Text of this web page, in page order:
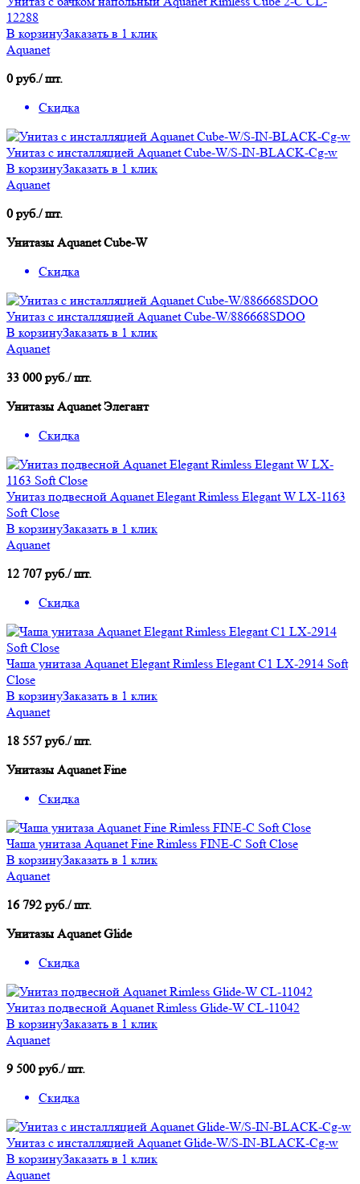
12288
В корзинуЗаказать в 1 клик
Aquanet
0 руб./ шт.
Скидка
Унитаз с инсталляцией Aquanet Cube-W/S-IN-BLACK-Cg-w
В корзинуЗаказать в 1 клик
Aquanet
0 руб./ шт.
Унитазы Aquanet Cube-W
Скидка
Унитаз с инсталляцией Aquanet Cube-W/886668SDOO
В корзинуЗаказать в 1 клик
Aquanet
33 000 руб./ шт.
Унитазы Aquanet Элегант
Скидка
Унитаз подвесной Aquanet Elegant Rimless Elegant W LX-1163
Soft Close
В корзинуЗаказать в 1 клик
Aquanet
12 707 руб./ шт.
Скидка
Чаша унитаза Aquanet Elegant Rimless Elegant C1 LX-2914 Soft
Close
В корзинуЗаказать в 1 клик
Aquanet
18 557 руб./ шт.
Унитазы Aquanet Fine
Скидка
Чаша унитаза Aquanet Fine Rimless FINE-C Soft Close
В корзинуЗаказать в 1 клик
Aquanet
16 792 руб./ шт.
Унитазы Aquanet Glide
Скидка
Унитаз подвесной Aquanet Rimless Glide-W CL-11042
В корзинуЗаказать в 1 клик
Aquanet
9 500 руб./ шт.
Скидка
Унитаз с инсталляцией Aquanet Glide-W/S-IN-BLACK-Cg-w
В корзинуЗаказать в 1 клик
Aquanet